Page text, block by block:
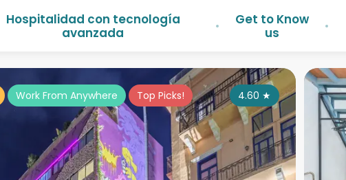
Hospitalidad con tecnología
avanzada
Get to Know
us
4.60 ★
Work From Anywhere Top Picks!